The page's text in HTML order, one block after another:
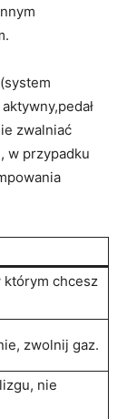
zwalniać
w przypadku
którym ⁣chcesz
zwolnij gaz.
nie